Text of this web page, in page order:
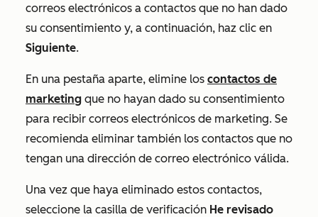
correos electrónicos a contactos que no han dado
su consentimiento y, a continuación, haz clic en
Siguiente.
En una pestaña aparte, elimine los contactos de
marketing que no hayan dado su consentimiento
para recibir correos electrónicos de marketing. Se
recomienda eliminar también los contactos que no
tengan una dirección de correo electrónico válida.
Una vez que haya eliminado estos contactos,
seleccione la casilla de verificación He revisado